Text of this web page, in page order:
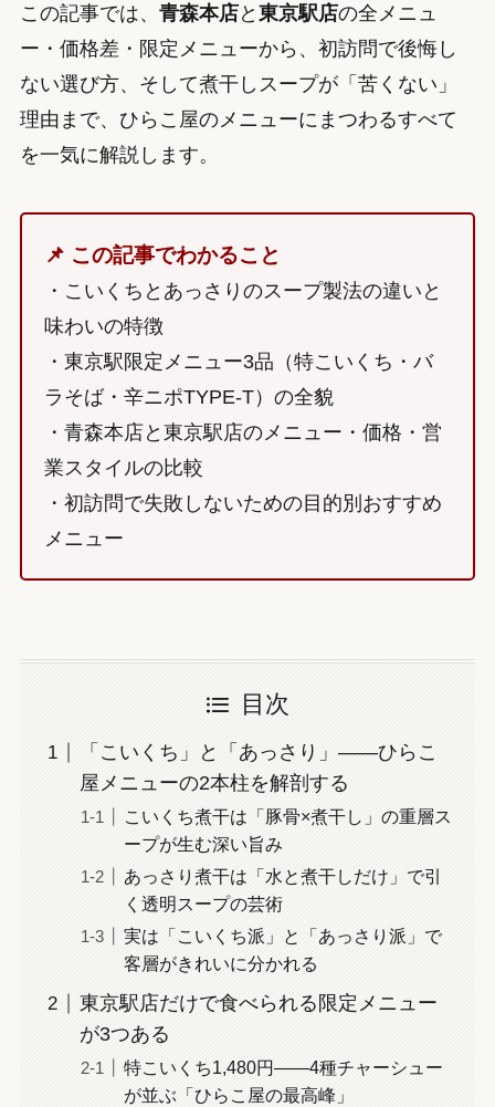
この記事では、 青森本店と 東京駅店の全メニュ
ー・価格差・限定メニューから、初訪問で後悔し
ない選び方、そして煮干しスープが「苦くない」
理由まで、ひらこ屋のメニューにまつわるすべて
を一気に解説します。
📌 この記事でわかること
・こいくちとあっさりのスープ製法の違いと
味わいの特徴
・東京駅限定メニュー3品（特こいくち・バ
ラそば・辛ニポTYPE-T）の全貌
・青森本店と東京駅店のメニュー・価格・営
業スタイルの比較
・初訪問で失敗しないための目的別おすすめ
メニュー
目次
「こいくち」と「あっさり」——ひらこ
屋メニューの2本柱を解剖する
こいくち煮干は「豚骨×煮干し」の重層ス
ープが生む深い旨み
あっさり煮干は「水と煮干しだけ」で引
く透明スープの芸術
実は「こいくち派」と「あっさり派」で
客層がきれいに分かれる
東京駅店だけで食べられる限定メニュー
が3つある
特こいくち1,480円——4種チャーシュー
が並ぶ「ひらこ屋の最高峰」